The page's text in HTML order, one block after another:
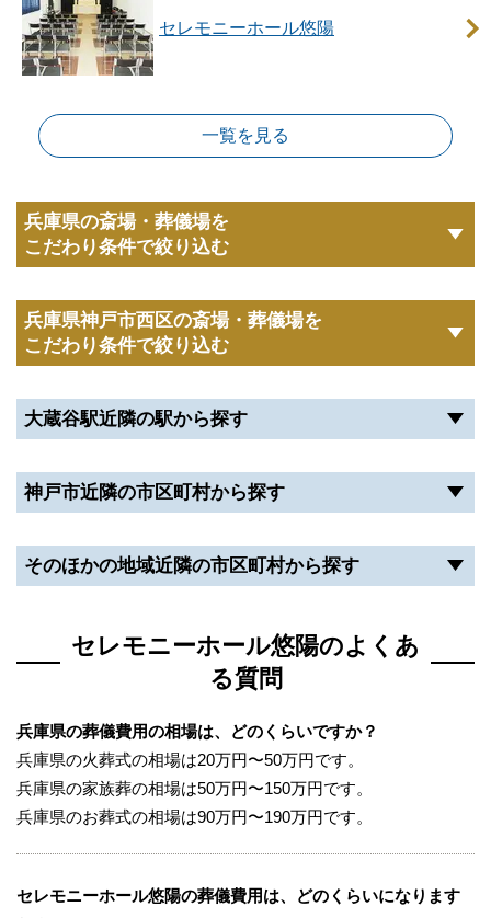
します。
セレモニーホール悠陽のご利用を検討される場
無料でご相談を承ります。
す。
24時間受付けていますので、早朝でも深夜でもかまい
ません。
葬儀のことが何もわからなくても、お電話口でご状況
をお伺いしながら適切にアドバイスいたします。
セレモニーホール悠陽は、
建物前に駐車スペースがあって、広く停めやすくなっ
セレモニーホール悠陽は、家族葬に対応可能な式場を
利用状況によっては、駐車場を利用できない可能性が
あるので、注意が必要です。
や付近のコインパーキングを調べておくことをおすす
めします。
セレモニーホール悠陽の火葬場について
そのため、お葬式の後に近隣の火葬場（火葬施設）に
セレモニーホール悠陽
一覧を見る
兵庫県の斎場・葬儀場を
こだわり条件で絞り込む
兵庫県神戸市西区の斎場・葬儀場を
こだわり条件で絞り込む
大蔵谷駅近隣の駅から探す
神戸市近隣の市区町村から探す
そのほかの地域近隣の市区町村から探す
セレモニーホール悠陽のよくあ
る質問
兵庫県の葬儀費用の相場は、どのくらいですか？
兵庫県の火葬式の相場は20万円〜50万円です。
兵庫県の家族葬の相場は50万円〜150万円です。
兵庫県のお葬式の相場は90万円〜190万円です。
セレモニーホール悠陽の葬儀費用は、どのくらいになります